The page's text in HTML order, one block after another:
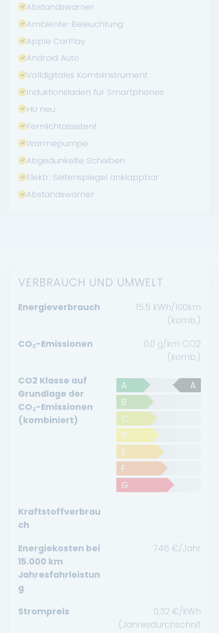
Abstandswarner
Ambiente-Beleuchtung
Apple CarPlay
Android Auto
Volldigitales Kombiinstrument
Induktionsladen für Smartphones
HU neu
Fernlichtassistent
Wärmepumpe
Abgedunkelte Scheiben
Elektr. Seitenspiegel anklappbar
Abstandswarner
VERBRAUCH UND UMWELT
Energieverbrauch
15.5 kWh/100km
(komb.)
CO₂-Emissionen
0.0 g/km CO2
(komb.)
CO2 Klasse auf
Grundlage der
CO₂-Emissionen
(kombiniert)
A
A
B
C
D
E
F
G
Kraftstoffverbrau
ch
Energiekosten bei
15.000 km
Jahresfahrleistun
g
746 €/Jahr
Strompreis 0,32 €/kWh
(Jahresdurchschnit